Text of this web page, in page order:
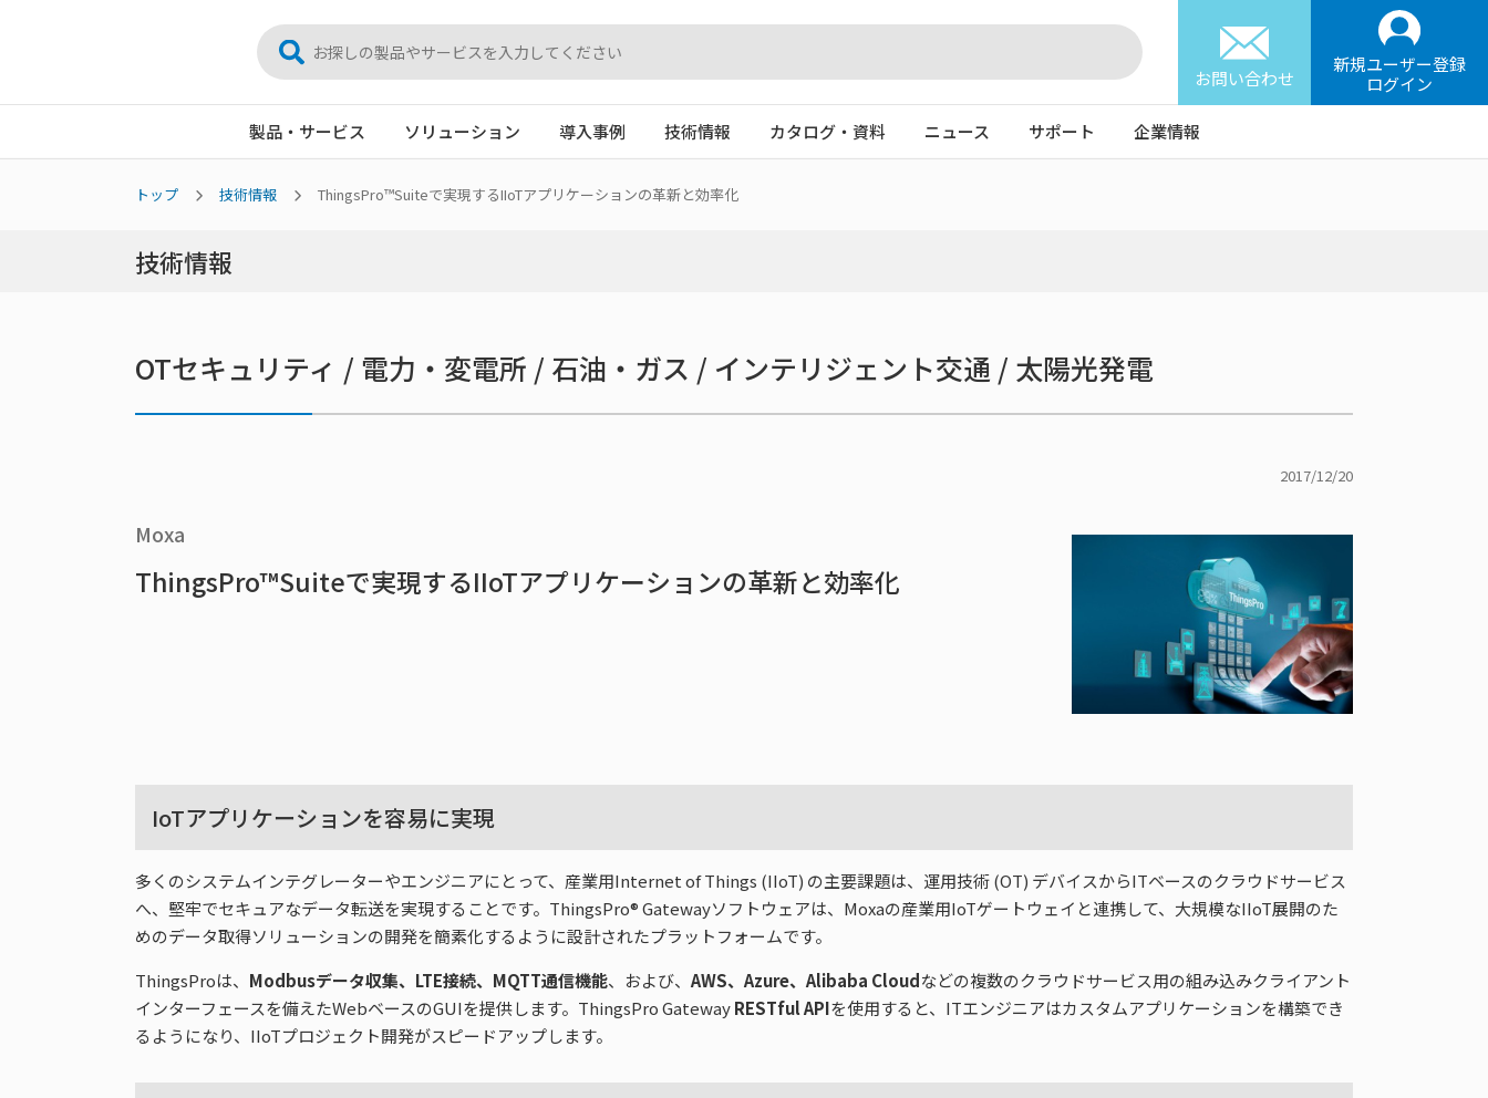
お問い合わせ
新規ユーザー登録
ログイン
製品・サービス ソリューション 導入事例 技術情報 カタログ・資料 ニュース サポート 企業情報
トップ 技術情報 ThingsPro™Suiteで実現するIIoTアプリケーションの革新と効率化
技術情報
OTセキュリティ / 電力・変電所 / 石油・ガス / インテリジェント交通 / 太陽光発電
2017/12/20
Moxa
ThingsPro™Suiteで実現するIIoTアプリケーションの革新と効率化
IoTアプリケーションを容易に実現
多くのシステムインテグレーターやエンジニアにとって、産業用Internet of Things (IIoT) の主要課題は、運用技術 (OT) デバイスからITベースのクラウドサービス
へ、堅牢でセキュアなデータ転送を実現することです。ThingsPro® Gatewayソフトウェアは、Moxaの産業用IoTゲートウェイと連携して、大規模なIIoT展開のた
めのデータ取得ソリューションの開発を簡素化するように設計されたプラットフォームです。
ThingsProは、 Modbusデータ収集、LTE接続、MQTT通信機能、および、 AWS、Azure、Alibaba Cloudなどの複数のクラウドサービス用の組み込みクライアント
インターフェースを備えたWebベースのGUIを提供します。ThingsPro GatewayRESTful APIを使用すると、ITエンジニアはカスタムアプリケーションを構築でき
るようになり、IIoTプロジェクト開発がスピードアップします。